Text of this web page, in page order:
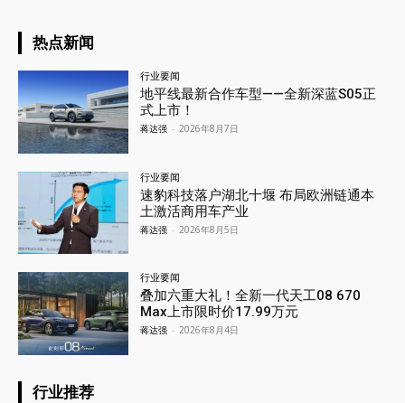
热点新闻
行业要闻
地平线最新合作车型——全新深蓝S05正
式上市！
蒋达强 - 2026年8月7日
行业要闻
速豹科技落户湖北十堰 布局欧洲链通本
土激活商用车产业
蒋达强 - 2026年8月5日
行业要闻
叠加六重大礼！全新一代天工08 670
Max上市限时价17.99万元
蒋达强 - 2026年8月4日
行业推荐